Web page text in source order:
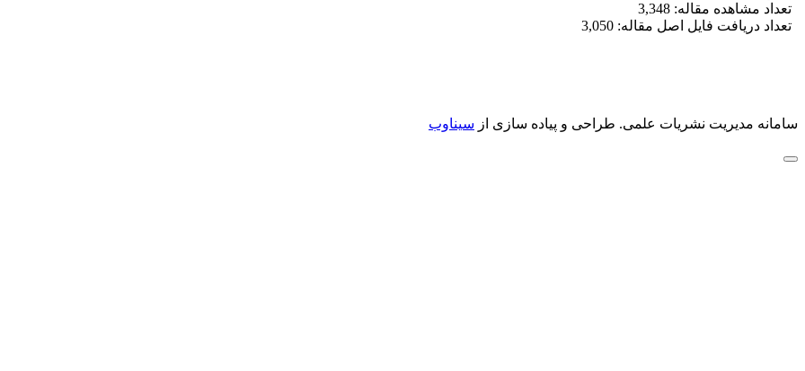
تعداد مشاهده مقاله: 3,348
تعداد دریافت فایل اصل مقاله: 3,050
سامانه مدیریت نشریات علمی. طراحی و پیاده سازی از سیناوب